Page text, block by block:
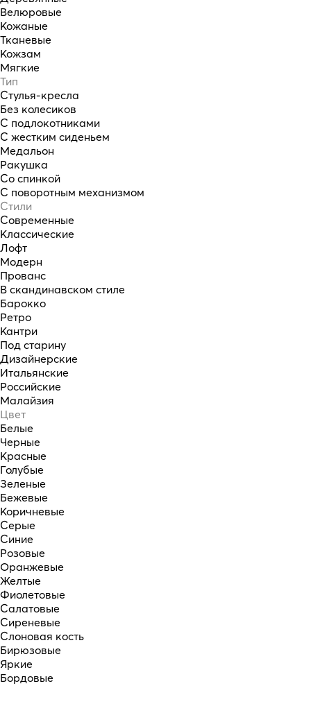
Велюровые
Кожаные
Тканевые
Кожзам
Мягкие
Тип
Стулья-кресла
Без колесиков
С подлокотниками
С жестким сиденьем
Медальон
Ракушка
Со спинкой
С поворотным механизмом
Стили
Современные
Классические
Лофт
Модерн
Прованс
В скандинавском стиле
Барокко
Ретро
Кантри
Под старину
Дизайнерские
Итальянские
Российские
Малайзия
Цвет
Белые
Черные
Красные
Голубые
Зеленые
Бежевые
Коричневые
Серые
Синие
Розовые
Оранжевые
Желтые
Фиолетовые
Салатовые
Сиреневые
Слоновая кость
Бирюзовые
Яркие
Бордовые